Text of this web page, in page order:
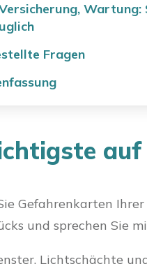
Fragen
auf
Gefahrenkarten
und sprechen Sie
Lichtschächte